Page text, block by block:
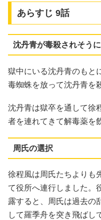
あらすじ 9話
沈丹青が毒殺されそう
獄中にいる沈丹青のもと
毒蜘蛛を放って沈丹青を
沈丹青は獄卒を通して徐
者を連れてきて解毒薬を
周氏の選択
徐程風は周氏たちよりも
て役所へ連行しました。
露すると、周氏は過去の
して羅季舟を突き飛ばし